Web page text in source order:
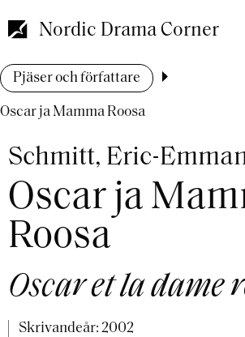
till
huvudinnehåll
Nordic Drama Corner
Länkstig
Pjäser och författare
Oscar ja Mamma Roosa
Schmitt, Eric-
Oscar ja
Roosa
Oscar et la dame
Skrivandeår: 2002